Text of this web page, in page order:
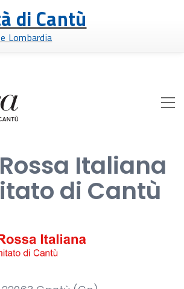
di Cantù
Lombardia
Italiana
di Cantù